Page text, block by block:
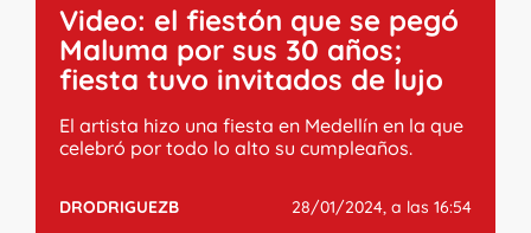
Video: el fiestón que se pegó
Maluma por sus 30 años;
fiesta tuvo invitados de lujo
El artista hizo una fiesta en Medellín en la que
celebró por todo lo alto su cumpleaños.
DRODRIGUEZB 28/01/2024, a las 16:54